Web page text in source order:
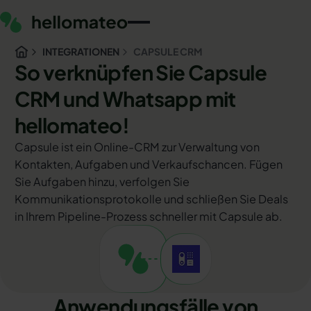
INTEGRATIONEN CAPSULE CRM
So verknüpfen Sie Capsule
CRM und Whatsapp mit
hellomateo!
Capsule ist ein Online-CRM zur Verwaltung von
Kontakten, Aufgaben und Verkaufschancen. Fügen
Sie Aufgaben hinzu, verfolgen Sie
Kommunikationsprotokolle und schließen Sie Deals
in Ihrem Pipeline-Prozess schneller mit Capsule ab.